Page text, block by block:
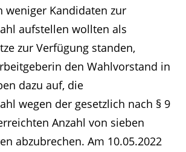
weniger Kandidaten zur
aufstellen wollten als
zur Verfügung standen,
den Wahlvorstand in
dazu auf, die
wegen der gesetzlich nach § 9
Anzahl von sieben
abzubrechen. Am 10.05.2022